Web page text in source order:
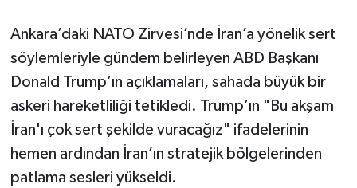
Ankara’daki NATO Zirvesi’nde İran’a yönelik sert
söylemleriyle gündem belirleyen ABD Başkanı
Donald Trump’ın açıklamaları, sahada büyük bir
askeri hareketliliği tetikledi. Trump’ın "Bu akşam
İran'ı çok sert şekilde vuracağız" ifadelerinin
hemen ardından İran’ın stratejik bölgelerinden
patlama sesleri yükseldi.